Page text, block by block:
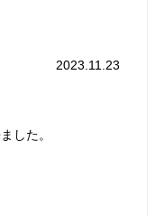
2023.11.23
した。